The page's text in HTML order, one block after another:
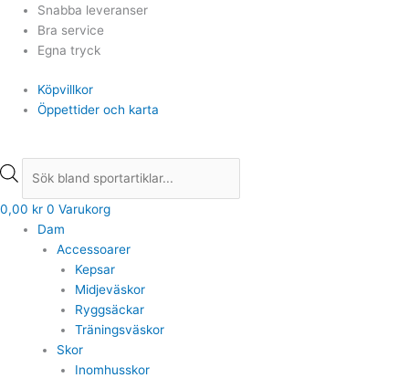
Hoppa
innehåll
Snabba leveranser
Bra service
Egna tryck
Köpvillkor
Öppettider och karta
Products
search
0,00 kr 0 Varukorg
Dam
Accessoarer
Kepsar
Midjeväskor
Ryggsäckar
Träningsväskor
Skor
Inomhusskor
Products
search